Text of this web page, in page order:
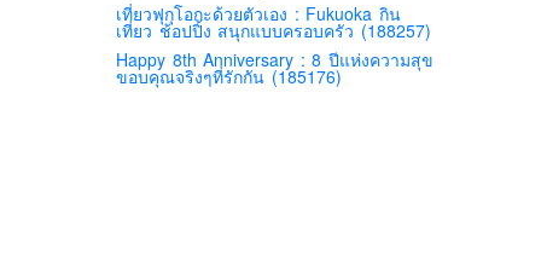
เที่ยวฟุกุโอกะด้วยตัวเอง : Fukuoka กิน
เที่ยว ช้อปปิ้ง สนุกแบบครอบครัว (188257)
Happy 8th Anniversary : 8 ปีแห่งความสุข
ขอบคุณจริงๆที่รักกัน (185176)